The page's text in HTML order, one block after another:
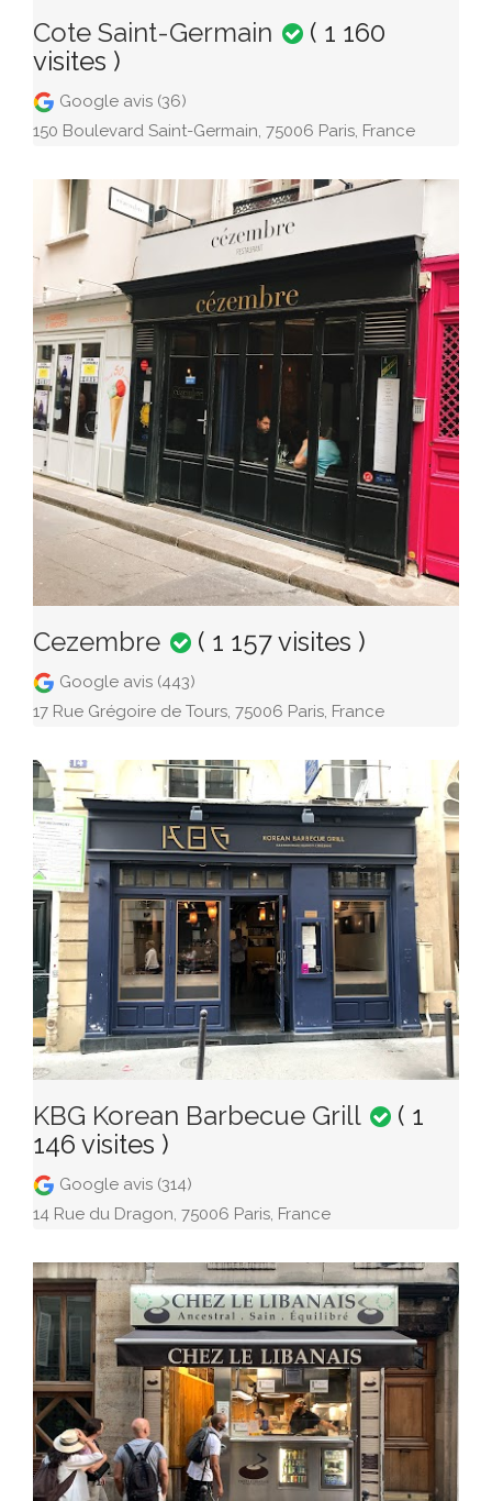
Cote Saint-Germain
( 1 160
visites )
Google avis (36)
150 Boulevard Saint-Germain, 75006 Paris, France
Cezembre ( 1 157 visites )
Google avis (443)
17 Rue Grégoire de Tours, 75006 Paris, France
KBG Korean Barbecue Grill
( 1
146 visites )
Google avis (314)
14 Rue du Dragon, 75006 Paris, France